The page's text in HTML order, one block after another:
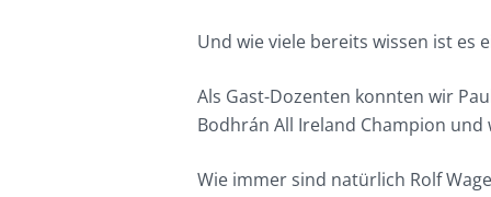
Und wie viele bereits wissen ist es
Als Gast-Dozenten konnten wir
Bodhrán All Ireland Champion und
Wie immer sind natürlich Rolf